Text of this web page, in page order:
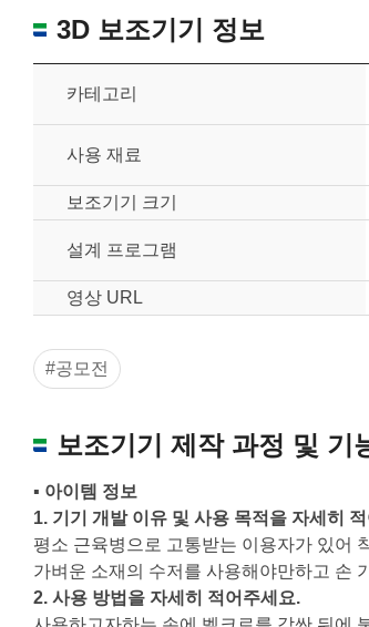
원하는 치수 입력 후 “스
너비
3D 보조기기 정보
카테고리
사용 재료
보조기기 크기
설계 프로그램
영상 URL
#공모전
보조기기 제작 과정 및 기
▪ 아이템 정보
1. 기기 개발 이유 및 사용 목적을 자세히
평소 근육병으로 고통받는 이용자가 있어
가벼운 소재의 수저를 사용해야만하고 손
2. 사용 방법을 자세히 적어주세요.